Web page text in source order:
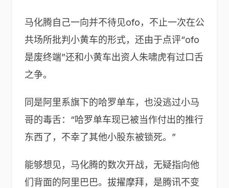
马化腾自己一向并不待见ofo，不止一次在公
共场所批判小黄车的形式，还由于点评“ofo
是废终端”还和小黄车出资人朱啸虎有过口舌
之争。
同是阿里系旗下的哈罗单车，也没逃过小马
哥的毒舌：“哈罗单车现已被当作付出的推行
东西了，不幸了其他小股东被锁死。”
能够想见，马化腾的数次开战，无疑指向他
们背面的阿里巴巴。拔擢摩拜，是腾讯不变